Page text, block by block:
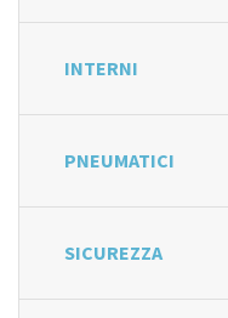
INTERNI
PNEUMATICI
SICUREZZA